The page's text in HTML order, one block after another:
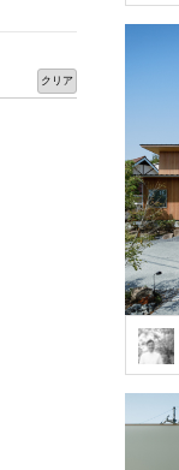
クリア